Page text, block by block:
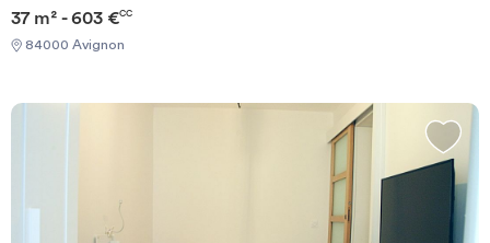
37 m² - 603 €CC
84000 Avignon